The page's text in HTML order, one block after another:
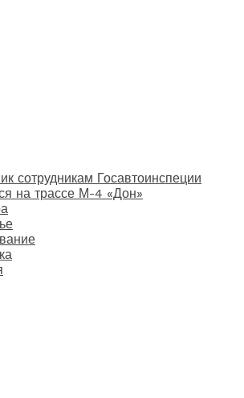
сотрудникам Госавтоинспеции
на трассе М-4 «Дон»